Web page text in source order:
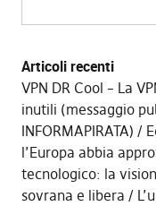
Articoli recenti
VPN DR Cool – La
inutili (messaggio
INFORMAPIRATA)
l’Europa abbia
tecnologico: la
sovrana e libera